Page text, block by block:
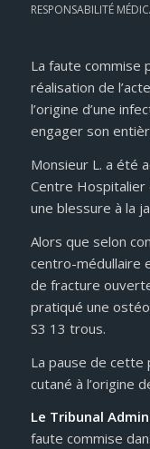
RESPONSABILITÉ
La faute commise
réalisation de
l’origine d’une
engager son
Monsieur L. a été
Centre Hospitalier
une blessure à la
Alors que selon
centro-médullaire
de fracture
pratiqué une
S3 13 trous.
La pause de cette
cutané à l’origine
Le Tribunal
faute commise